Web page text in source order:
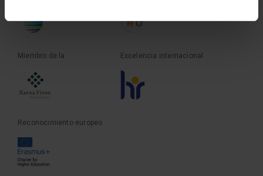
Miembro de la Excelencia internacional
Reconocimiento europeo